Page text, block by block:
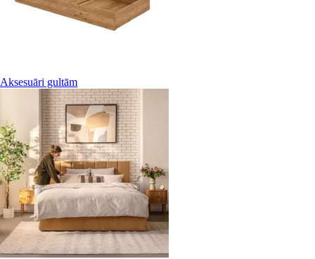
Aksesuāri gultām